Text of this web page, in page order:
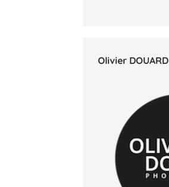
Olivier DOUARD